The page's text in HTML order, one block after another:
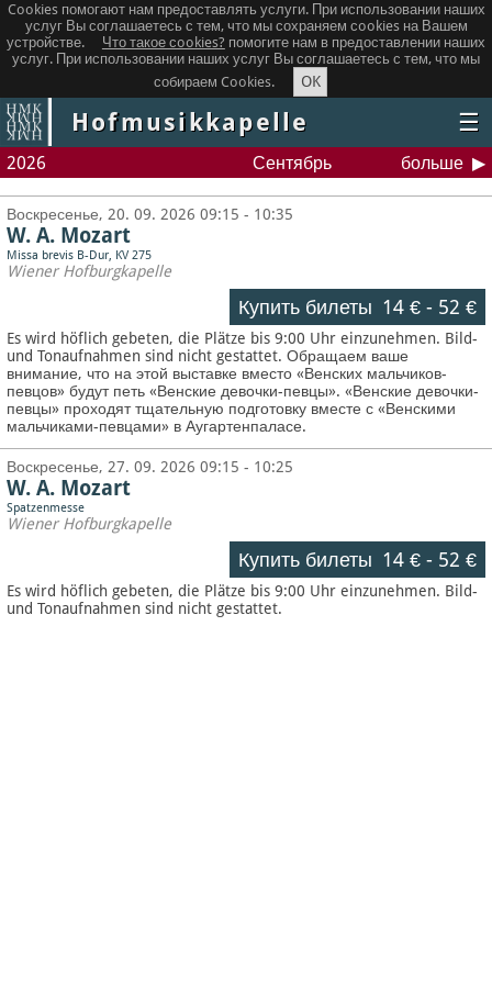
Cookies помогают нам предоставлять услуги. При использовании наших
услуг Вы соглашаетесь с тем, что мы сохраняем сookies на Вашем
устройстве.
Что такое сookies? помогите нам в предоставлении наших
услуг. При использовании наших услуг Вы соглашаетесь с тем, что мы
собираем Cookies.
OK
Hofmusikkapelle ☰
2026 Сентябрь больше
Воскресенье, 20. 09. 2026 09:15 - 10:35
W. A. Mozart
Missa brevis B-Dur, KV 275
Wiener Hofburgkapelle
Купить билеты 14 €- 52 €
Es wird höflich gebeten, die Plätze bis 9:00 Uhr einzunehmen. Bild-
und Tonaufnahmen sind nicht gestattet.Обращаем ваше
внимание, что на этой выставке вместо «Венских мальчиков-
певцов» будут петь «Венские девочки-певцы». «Венские девочки-
певцы» проходят тщательную подготовку вместе с «Венскими
мальчиками-певцами» в Аугартенпаласе.
Воскресенье, 27. 09. 2026 09:15 - 10:25
W. A. Mozart
Spatzenmesse
Wiener Hofburgkapelle
Купить билеты 14 €- 52 €
Es wird höflich gebeten, die Plätze bis 9:00 Uhr einzunehmen. Bild-
und Tonaufnahmen sind nicht gestattet.